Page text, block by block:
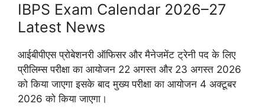
IBPS Exam Calendar 2026–27
Latest News
आईबीपीएस प्रोबेशनरी ऑफिसर और मैनेजमेंट ट्रेनी पद के लिए
प्रीलिम्स परीक्षा का आयोजन 22 अगस्त और 23 अगस्त 2026
को किया जाएगा इसके बाद मुख्य परीक्षा का आयोजन 4 अक्टूबर
2026 को किया जाएगा।